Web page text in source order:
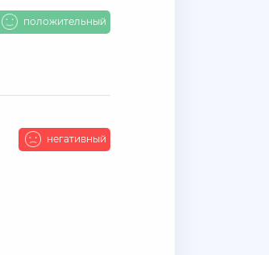
положительный
негативный